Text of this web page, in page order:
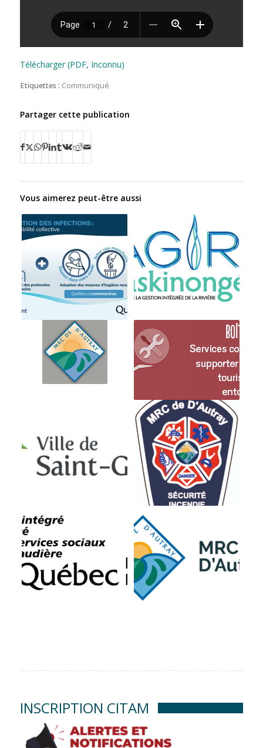
Télécharger (PDF, Inconnu)
Etiquettes : Communiqué
Partager cette publication
Vous aimerez peut-être aussi
INSCRIPTION CITAM